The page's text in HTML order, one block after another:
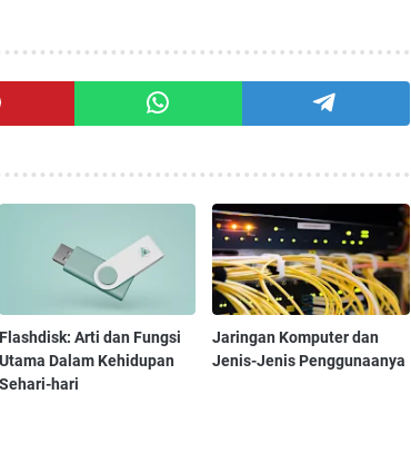
Flashdisk: Arti dan Fungsi
Utama Dalam Kehidupan
Sehari-hari
Jaringan Komputer dan
Jenis-Jenis Penggunaanya